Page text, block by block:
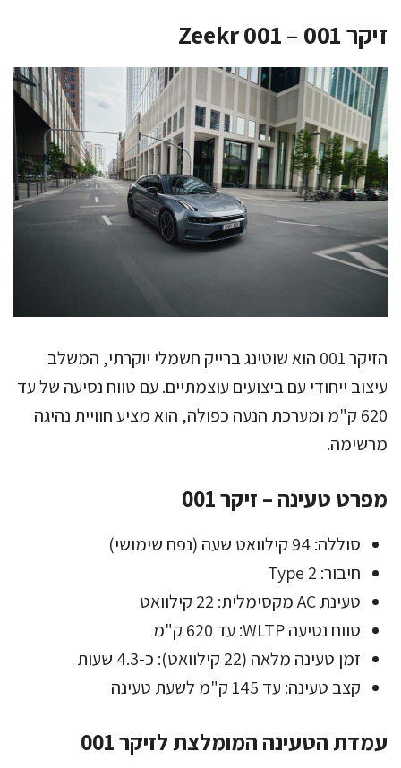
זיקר 001 – Zeekr 001
הזיקר 001 הוא שוטינג ברייק חשמלי יוקרתי, המשלב
עיצוב ייחודי עם ביצועים עוצמתיים. עם טווח נסיעה של עד
620 ק"מ ומערכת הנעה כפולה, הוא מציע חוויית נהיגה
מרשימה.
מפרט טעינה – זיקר 001
סוללה: 94 קילוואט שעה (נפח שימושי)
חיבור: Type 2
טעינת AC מקסימלית: 22 קילוואט
טווח נסיעה WLTP: עד 620 ק"מ
זמן טעינה מלאה (22 קילוואט): כ-4.3 שעות
קצב טעינה: עד 145 ק"מ לשעת טעינה
עמדת הטעינה המומלצת לזיקר 001